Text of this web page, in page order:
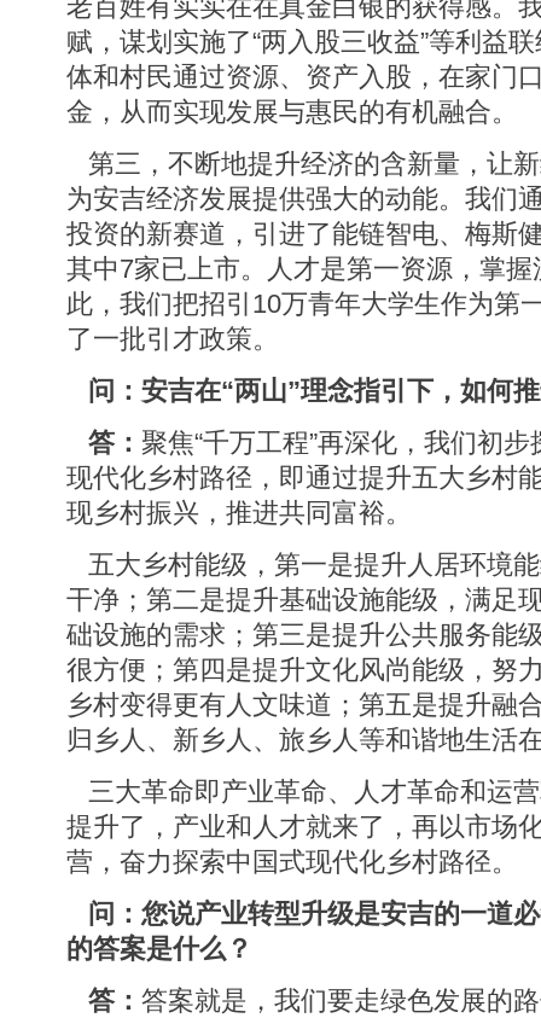
老百姓有实实在在真金白银的获得感。
赋，谋划实施了“两入股三收益”等利益
体和村民通过资源、资产入股，在家门
金，从而实现发展与惠民的有机融合。
第三，不断地提升经济的含新量，让
为安吉经济发展提供强大的动能。我们
投资的新赛道，引进了能链智电、梅斯
其中7家已上市。人才是第一资源，掌
此，我们把招引10万青年大学生作为第
了一批引才政策。
问：安吉在“两山”理念指引下，如何
答： 聚焦“千万工程”再深化，我们初步
现代化乡村路径，即通过提升五大乡村
现乡村振兴，推进共同富裕。
五大乡村能级，第一是提升人居环境
干净；第二是提升基础设施能级，满足
础设施的需求；第三是提升公共服务能
很方便；第四是提升文化风尚能级，努
乡村变得更有人文味道；第五是提升融
归乡人、新乡人、旅乡人等和谐地生活
三大革命即产业革命、人才革命和运
提升了，产业和人才就来了，再以市场
营，奋力探索中国式现代化乡村路径。
问：您说产业转型升级是安吉的一道
的答案是什么？
答： 答案就是，我们要走绿色发展的